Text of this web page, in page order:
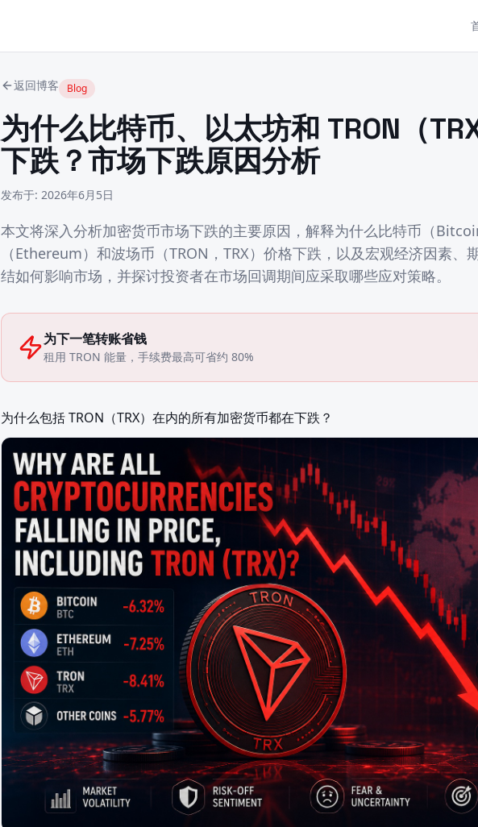
返回博客 Blog
为什么比特币、以太坊和 TRON（
下跌？市场下跌原因分析
发布于: 2026年6月5日
本文将深入分析加密货币市场下跌的主要原因，解释为什么比特币（
（Ethereum）和波场币（TRON，TRX）价格下跌，以及宏观经济因素、
结如何影响市场，并探讨投资者在市场回调期间应采取哪些应对策略。
为下一笔转账省钱
租用 TRON 能量，手续费最高可省约 80%
为什么包括 TRON（TRX）在内的所有加密货币都在下跌？